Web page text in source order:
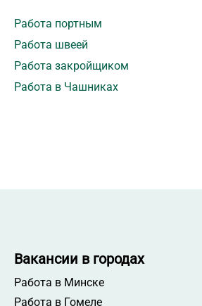
Работа портным
Работа швеей
Работа закройщиком
Работа в Чашниках
Вакансии в городах
Работа в Минске
Работа в Гомеле